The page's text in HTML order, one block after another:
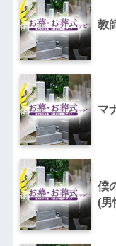
教
マ
僕
(男